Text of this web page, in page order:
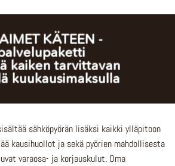
KÄTEEN -
kaiken tarvittavan
kuukausimaksulla
sähköpyörän lisäksi kaikki ylläpitoon
kausihuollot ja sekä pyörien mahdollisesta
varaosa- ja korjauskulut. Oma